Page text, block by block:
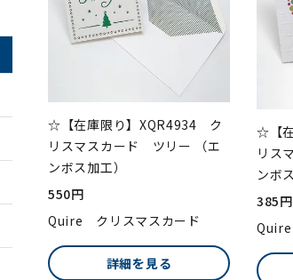
☆【在庫限り】XQR4934 ク
リスマスカード ツリー （エ
ンボス加工）
550円
Quire クリスマスカード
詳細を見る
☆【
リス
ンボ
385円